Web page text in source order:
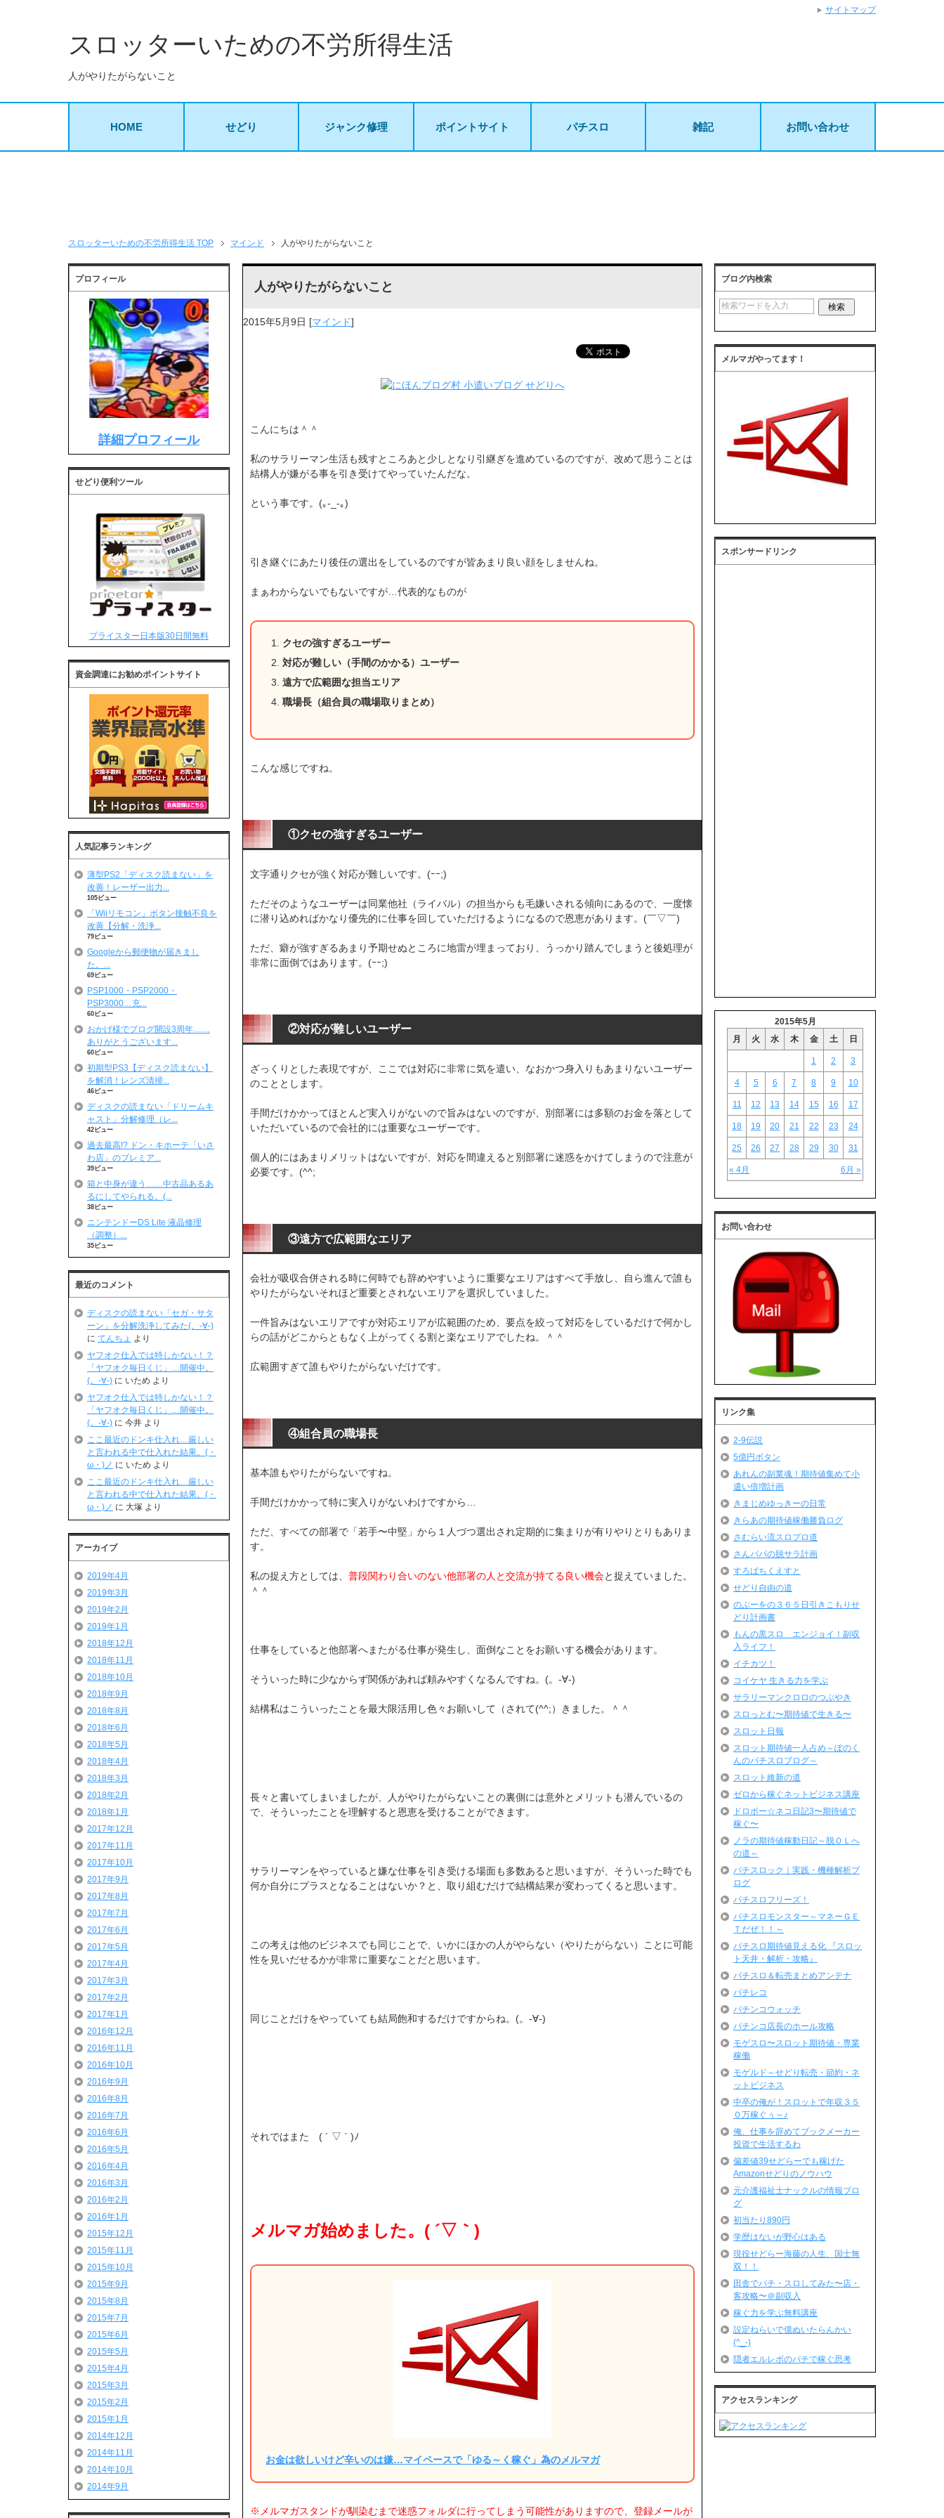
スロッターいための不労所得生活
人がやりたがらないこと
HOME せどり ジャンク修理 ポイントサイト パチスロ 雑記 お問い合わせ
スロッターいための不労所得生活 TOP マインド 人がやりたがらないこと
人がやりたがらないこと
2015年5月9日 [マインド]
こんにちは＾＾
私のサラリーマン生活も残すところあと少しとなり引継ぎを進めているのですが、改めて思うことは
結構人が嫌がる事を引き受けてやっていたんだな。
という事です。(｡-_-｡)
引き継ぐにあたり後任の選出をしているのですが皆あまり良い顔をしませんね。
まぁわからないでもないですが…代表的なものが
クセの強すぎるユーザー
対応が難しい（手間のかかる）ユーザー
遠方で広範囲な担当エリア
職場長（組合員の職場取りまとめ）
こんな感じですね。
①クセの強すぎるユーザー
文字通りクセが強く対応が難しいです。(ｰｰ;)
ただそのようなユーザーは同業他社（ライバル）の担当からも毛嫌いされる傾向にあるので、一度懐
に潜り込めればかなり優先的に仕事を回していただけるようになるので恩恵があります。(￣▽￣)
ただ、癖が強すぎるあまり予期せぬところに地雷が埋まっており、うっかり踏んでしまうと後処理が
非常に面倒ではあります。(ｰｰ;)
②対応が難しいユーザー
ざっくりとした表現ですが、ここでは対応に非常に気を遣い、なおかつ身入りもあまりないユーザー
のこととします。
手間だけかかってほとんど実入りがないので旨みはないのですが、別部署には多額のお金を落として
いただいているので会社的には重要なユーザーです。
個人的にはあまりメリットはないですが、対応を間違えると別部署に迷惑をかけてしまうので注意が
必要です。(^^;
③遠方で広範囲なエリア
会社が吸収合併される時に何時でも辞めやすいように重要なエリアはすべて手放し、自ら進んで誰も
やりたがらないそれほど重要とされないエリアを選択していました。
一件旨みはないエリアですが対応エリアが広範囲のため、要点を絞って対応をしているだけで何かし
らの話がどこからともなく上がってくる割と楽なエリアでしたね。＾＾
広範囲すぎて誰もやりたがらないだけです。
④組合員の職場長
基本誰もやりたがらないですね。
手間だけかかって特に実入りがないわけですから…
ただ、すべての部署で「若手〜中堅」から１人づつ選出され定期的に集まりが有りやりとりもありま
す。
私の捉え方としては、普段関わり合いのない他部署の人と交流が持てる良い機会と捉えていました。
＾＾
仕事をしていると他部署へまたがる仕事が発生し、面倒なことをお願いする機会があります。
そういった時に少なからず関係があれば頼みやすくなるんですね。(。-∀-)
結構私はこういったことを最大限活用し色々お願いして（されて(^^;）きました。＾＾
長々と書いてしまいましたが、人がやりたがらないことの裏側には意外とメリットも潜んでいるの
で、そういったことを理解すると恩恵を受けることができます。
サラリーマンをやっていると嫌な仕事を引き受ける場面も多数あると思いますが、そういった時でも
何か自分にプラスとなることはないか？と、取り組むだけで結構結果が変わってくると思います。
この考えは他のビジネスでも同じことで、いかにほかの人がやらない（やりたがらない）ことに可能
性を見いだせるかが非常に重要なことだと思います。
同じことだけをやっていても結局飽和するだけですからね。(。-∀-)
それではまた ( ´ ▽ ` )ﾉ
メルマガ始めました。( ´▽｀)
お金は欲しいけど辛いのは嫌…マイペースで「ゆる～く稼ぐ」為のメルマガ
※メルマガスタンドが馴染むまで迷惑フォルダに行ってしまう可能性がありますので、登録メールが
プロフィール
詳細プロフィール
せどり便利ツール
プライスター日本版30日間無料
資金調達にお勧めポイントサイト
人気記事ランキング
薄型PS2「ディスク読まない」を
改善！レーザー出力...
105ビュー
「Wiiリモコン」ボタン接触不良を
改善【分解・洗浄...
79ビュー
Googleから郵便物が届きまし
た。...
69ビュー
PSP1000・PSP2000・
PSP3000…充...
60ビュー
おかげ様でブログ開設3周年……
ありがとうございます...
60ビュー
初期型PS3【ディスク読まない】
を解消！レンズ清掃...
46ビュー
ディスクの読まない「ドリームキ
ャスト」分解修理（レ...
42ビュー
過去最高!? ドン・キホーテ「いさ
わ店」のプレミア...
39ビュー
箱と中身が違う……中古品あるあ
るにしてやられる。(...
38ビュー
ニンテンドーDS Lite 液晶修理
（調整）...
35ビュー
最近のコメント
ディスクの読まない「セガ・サタ
ーン」を分解洗浄してみた(。-∀-)
に てんちょ より
ヤフオク仕入では特しかない！？
「ヤフオク毎日くじ」…開催中。
(。-∀-) に いため より
ヤフオク仕入では特しかない！？
「ヤフオク毎日くじ」…開催中。
(。-∀-) に 今井 より
ここ最近のドンキ仕入れ…厳しい
と言われる中で仕入れた結果。(・
ω・)ノ に いため より
ここ最近のドンキ仕入れ…厳しい
と言われる中で仕入れた結果。(・
ω・)ノ に 大塚 より
アーカイブ
2019年4月
2019年3月
2019年2月
2019年1月
2018年12月
2018年11月
2018年10月
2018年9月
2018年8月
2018年6月
2018年5月
2018年4月
2018年3月
2018年2月
2018年1月
2017年12月
2017年11月
2017年10月
2017年9月
2017年8月
2017年7月
2017年6月
2017年5月
2017年4月
2017年3月
2017年2月
2017年1月
2016年12月
2016年11月
2016年10月
2016年9月
2016年8月
2016年7月
2016年6月
2016年5月
2016年4月
2016年3月
2016年2月
2016年1月
2015年12月
2015年11月
2015年10月
2015年9月
2015年8月
2015年7月
2015年6月
2015年5月
2015年4月
2015年3月
2015年2月
2015年1月
2014年12月
2014年11月
2014年10月
2014年9月
ブログ内検索
メルマガやってます！
スポンサードリンク
2015年5月
月
火 水 木 金 土 日
« 4月 6月 »
1 2 3
4 5 6 7 8 9 10
11 12 13 14 15 16 17
18 19 20 21 22 23 24
25 26 27 28 29 30 31
お問い合わせ
リンク集
2-9伝説
5億円ボタン
あれんの副業魂！期待値集めて小
遣い倍増計画
きまじめゆっきーの日常
きらあの期待値稼働勝負ログ
さむらい流スロプロ道
さんパパの脱サラ計画
すろぱちくえすと
せどり自由の道
のぶーをの３６５日引きこもりせ
どり計画書
もんの黒スロ エンジョイ！副収
入ライフ！
イチカツ！
コイケヤ 生きる力を学ぶ
サラリーマンクロロのつぶやき
スロっとむ〜期待値で生きる〜
スロット日報
スロット期待値一人占め～ぽのく
んのパチスロブログ～
スロット維新の道
ゼロから稼ぐネットビジネス講座
ドロボー☆ネコ日記3〜期待値で
稼ぐ〜
ノラの期待値稼動日記～脱ＯＬへ
の道～
パチスロック｜実践・機種解析ブ
ログ
パチスロフリーズ！
パチスロモンスター～マネーＧＥ
Ｔだぜ！！～
パチスロ期待値見える化 『スロッ
ト天井・解析・攻略』
パチスロ＆転売まとめアンテナ
パチレコ
パチンコウォッチ
パチンコ店長のホール攻略
モゲスロ〜スロット期待値・専業
稼働
モゲルド～せどり転売・節約・ネ
ットビジネス
中卒の俺が！スロットで年収３５
０万稼ぐぅ～♪
俺、仕事を辞めてブックメーカー
投資で生活するわ
偏差値39せどらーでも稼げた
Amazonせどりのノウハウ
元介護福祉士ナックルの情報ブロ
グ
初当たり890円
学歴はないが野心はある
現役せどらー海藤の人生、国士無
双！！
田舎でパチ・スロしてみた〜店・
客攻略〜＠副収入
稼ぐ力を学ぶ無料講座
設定ねらいで億ぬいたらんかい
(^_-)
隠者エルレボのパチで稼ぐ思考
アクセスランキング
サイトマップ